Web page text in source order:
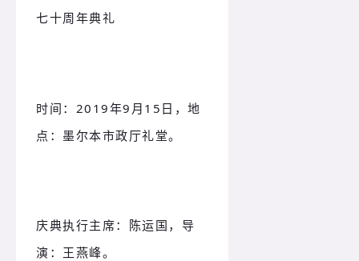
七十周年典礼
时间： 2019年9月15日，地
点： 墨尔本市政厅礼堂。
庆典执行主席： 陈运国，导
演： 王燕峰。